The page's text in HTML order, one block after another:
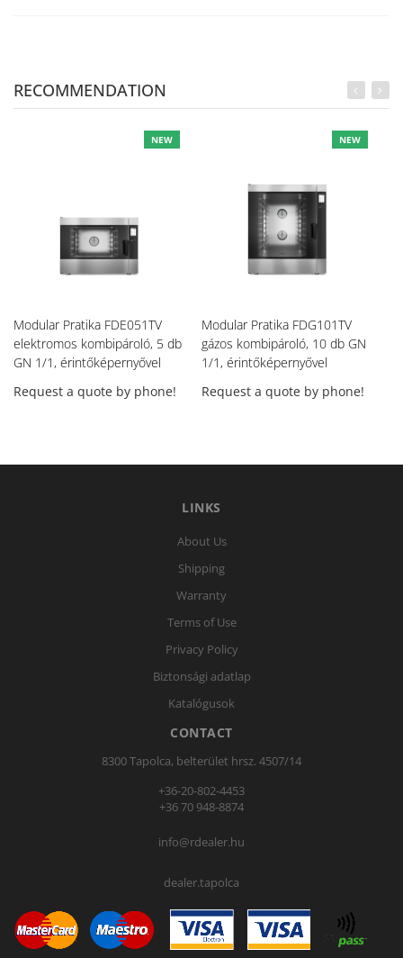
RECOMMENDATION
NEW
Modular Pratika FDE051TV
elektromos kombipároló, 5 db
GN 1/1, érintőképernyővel
Request a quote by phone!
NEW
Modular Pratika FDG101TV
gázos kombipároló, 10 db GN
1/1, érintőképernyővel
Request a quote by phone!
LINKS
About Us
Shipping
Warranty
Terms of Use
Privacy Policy
Biztonsági adatlap
Katalógusok
CONTACT
8300 Tapolca, belterület hrsz. 4507/14
+36-20-802-4453
+36 70 948-8874
info@rdealer.hu
dealer.tapolca